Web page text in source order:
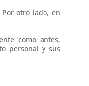
otro lado, en
como antes,
personal y sus